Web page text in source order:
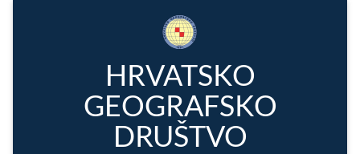
HRVATSKO
GEOGRAFSKO
DRUŠTVO